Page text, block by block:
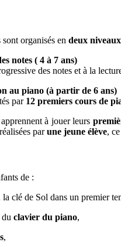
organisés en deux niveaux
notes ( 4 à 7 ans)
des notes et à la
au piano (à partir de 6 ans)
par 12 premiers cours de
à jouer leurs
parune jeune élève,
de :
la clé de Sol dans un premier
clavier du piano,
,